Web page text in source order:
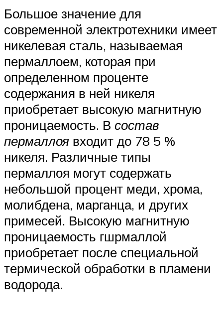
Большое значение для
современной электротехники имеет
никелевая сталь, называемая
пермаллоем, которая при
определенном проценте
содержания в ней никеля
приобретает высокую магнитную
проницаемость. В состав
пермаллоя входит до 78 5 %
никеля. Различные типы
пермаллоя могут содержать
небольшой процент меди, хрома,
молибдена, марганца, и других
примесей. Высокую магнитную
проницаемость гшрмаллой
приобретает после специальной
термической обработки в пламени
водорода.